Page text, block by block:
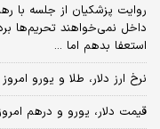
روایت پزشکیان از جلسه با
داخل نمی‌خواهند تحریم‌ها
استعفا بدهم اما ...
نرخ ارز دلار، طلا و یورو امروز شنبه ۱۷ مرداد ۱۴۰۵/ رشد
قیمت دلار، یورو و درهم امروز شنبه ۱۷ مرداد ۱۴۰۵